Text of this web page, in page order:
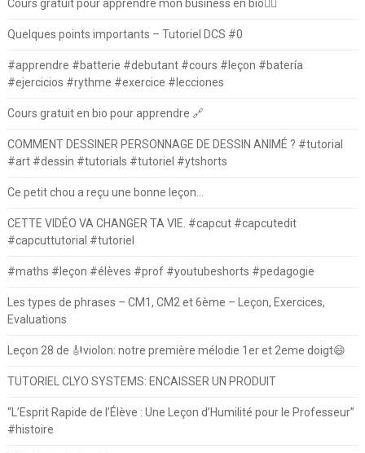
Cours gratuit pour apprendre mon business en bio⛓️‍💥
Quelques points importants – Tutoriel DCS #0
#apprendre #batterie #debutant #cours #leçon #batería
#ejercicios #rythme #exercice #lecciones
Cours gratuit en bio pour apprendre 🔗
COMMENT DESSINER PERSONNAGE DE DESSIN ANIMÉ ? #tutorial
#art #dessin #tutorials #tutoriel #ytshorts
Ce petit chou a reçu une bonne leçon…
CETTE VIDÉO VA CHANGER TA VIE. #capcut #capcutedit
#capcuttutorial #tutoriel
#maths #leçon #élèves #prof #youtubeshorts #pedagogie
Les types de phrases – CM1, CM2 et 6ème – Leçon, Exercices,
Evaluations
Leçon 28 de 🎻violon: notre première mélodie 1er et 2eme doigt😄
TUTORIEL CLYO SYSTEMS: ENCAISSER UN PRODUIT
“L’Esprit Rapide de l’Élève : Une Leçon d’Humilité pour le Professeur”
#histoire